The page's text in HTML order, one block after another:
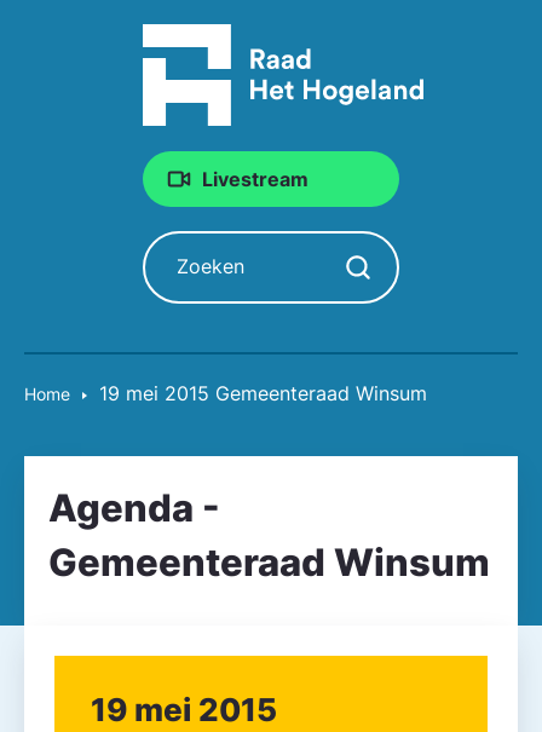
Livestream
Zoeken
Zoekopdracht starten
Home 19 mei 2015 Gemeente­raad Winsum
Agenda -
Gemeenteraad Winsum
19 mei 2015